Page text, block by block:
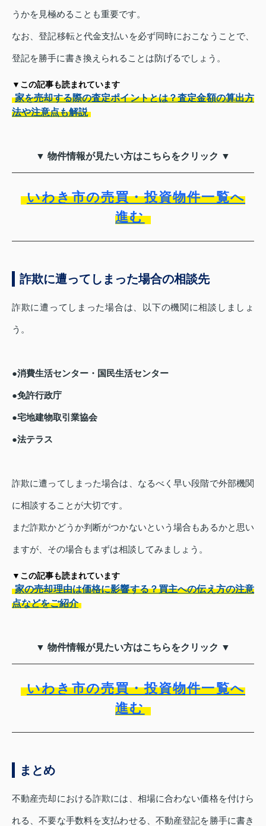
うかを見極めることも重要です。
なお、登記移転と代金支払いを必ず同時におこなうことで、
登記を勝手に書き換えられることは防げるでしょう。
▼この記事も読まれています
家を売却する際の査定ポイントとは？査定金額の算出方
法や注意点も解説
▼ 物件情報が見たい方はこちらをクリック ▼
いわき市の売買・投資物件一覧へ
進む
詐欺に遭ってしまった場合の相談先
詐欺に遭ってしまった場合は、以下の機関に相談しましょ
う。
●消費生活センター・国民生活センター
●免許行政庁
●宅地建物取引業協会
●法テラス
詐欺に遭ってしまった場合は、なるべく早い段階で外部機関
に相談することが大切です。
まだ詐欺かどうか判断がつかないという場合もあるかと思い
ますが、その場合もまずは相談してみましょう。
▼この記事も読まれています
家の売却理由は価格に影響する？買主への伝え方の注意
点などをご紹介
▼ 物件情報が見たい方はこちらをクリック ▼
いわき市の売買・投資物件一覧へ
進む
まとめ
不動産売却における詐欺には、相場に合わない価格を付けら
れる、不要な手数料を支払わせる、不動産登記を勝手に書き